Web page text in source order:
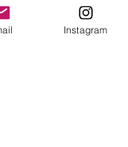
Instagram